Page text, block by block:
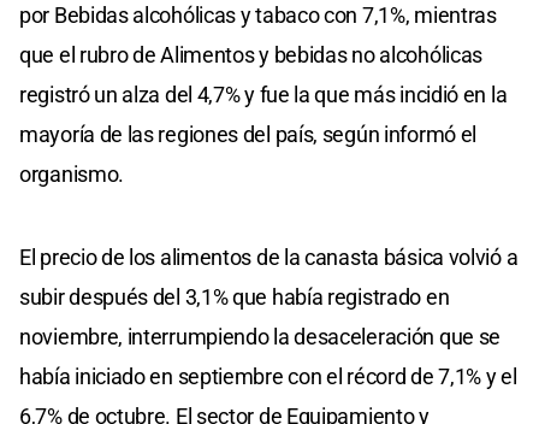
por Bebidas alcohólicas y tabaco con 7,1%, mientras
que el rubro de Alimentos y bebidas no alcohólicas
registró un alza del 4,7% y fue la que más incidió en la
mayoría de las regiones del país, según informó el
organismo.
El precio de los alimentos de la canasta básica volvió a
subir después del 3,1% que había registrado en
noviembre, interrumpiendo la desaceleración que se
había iniciado en septiembre con el récord de 7,1% y el
6,7% de octubre. El sector de Equipamiento y